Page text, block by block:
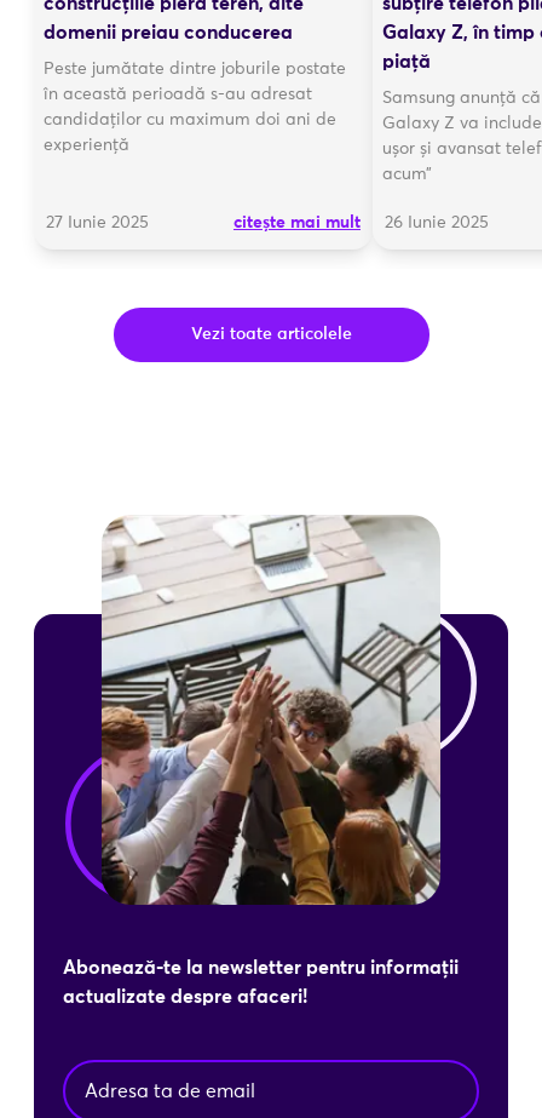
domenii preiau conducerea
Peste jumătate dintre joburile postate
în această perioadă s-au adresat
candidaților cu maximum doi ani de
experiență
27 Iunie 2025 citește mai mult
Galaxy Z, în
piaţă
Samsung anunță
Galaxy Z va
ușor și avansat
acum”
26 Iunie 2025
Vezi toate articolele
Abonează-te la newsletter pentru informații
actualizate despre afaceri!